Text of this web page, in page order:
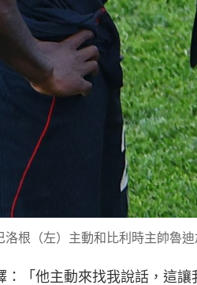
洛根（左）主動和比利時主帥魯
：「他主動來找我說話，這